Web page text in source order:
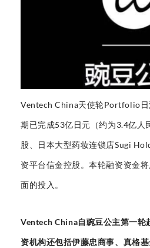
Ventech China天使轮Portfolio日
期已完成53亿日元（约为3.4亿人
股、日本大型药妆连锁店Sugi
资平台信金控股。本轮融资资金
面的投入。
Ventech China自豌豆公主第一轮
资机构还包括伊藤忠商事、真格